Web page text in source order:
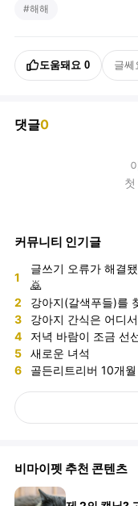
#해해
도움돼요 0 글쎄
댓글0
커뮤니티 인기글
1
글쓰기 오류가 해결
🙇
2 강아지(갈색푸들)를
3 강아지 간식은 어디
4 저녁 바람이 조금 선
5 새로운 녀석
6 골든리트리버 10개
비마이펫 추천 콘텐츠